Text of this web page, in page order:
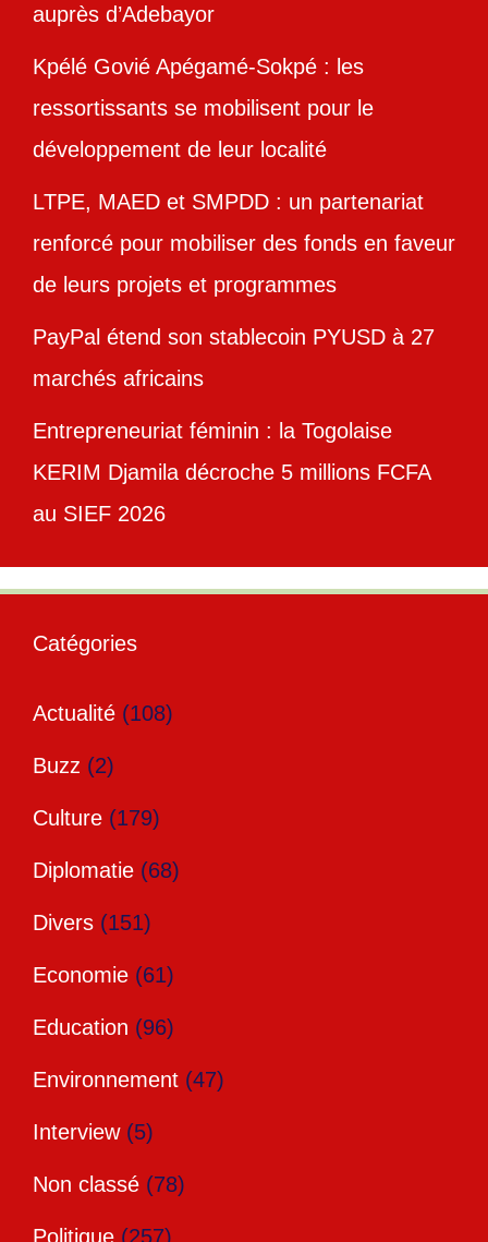
auprès d’Adebayor
Kpélé Govié Apégamé-Sokpé : les
ressortissants se mobilisent pour le
développement de leur localité
LTPE, MAED et SMPDD : un partenariat
renforcé pour mobiliser des fonds en faveur
de leurs projets et programmes
PayPal étend son stablecoin PYUSD à 27
marchés africains
Entrepreneuriat féminin : la Togolaise
KERIM Djamila décroche 5 millions FCFA
au SIEF 2026
Catégories
Actualité (108)
Buzz (2)
Culture (179)
Diplomatie (68)
Divers (151)
Economie (61)
Education (96)
Environnement (47)
Interview(5)
Non classé (78)
Politique (257)